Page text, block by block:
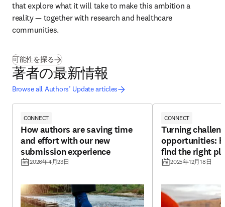
that explore what it will take to make this ambition a
reality — together with research and healthcare
communities.
可能性を探る(新しいタブ／ウィンドウで開く
著者の最新情報
Browse all Authors’ Update articles
CONNECT
How authors are saving time
and effort with our new
submission experience
2026年4月23日
CONNECT
Turning
opportunities:
find the right
2025年12月18日